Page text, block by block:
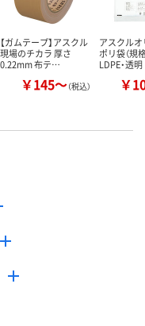
【ガムテープ】アスクル
現場のチカラ 厚さ
0.22mm 布テ…
￥145～（税込）
アスクル
ポリ袋（規
LDPE・透
￥